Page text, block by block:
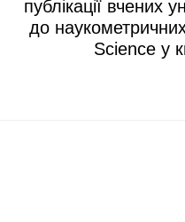
публікації вчених
до
Science у